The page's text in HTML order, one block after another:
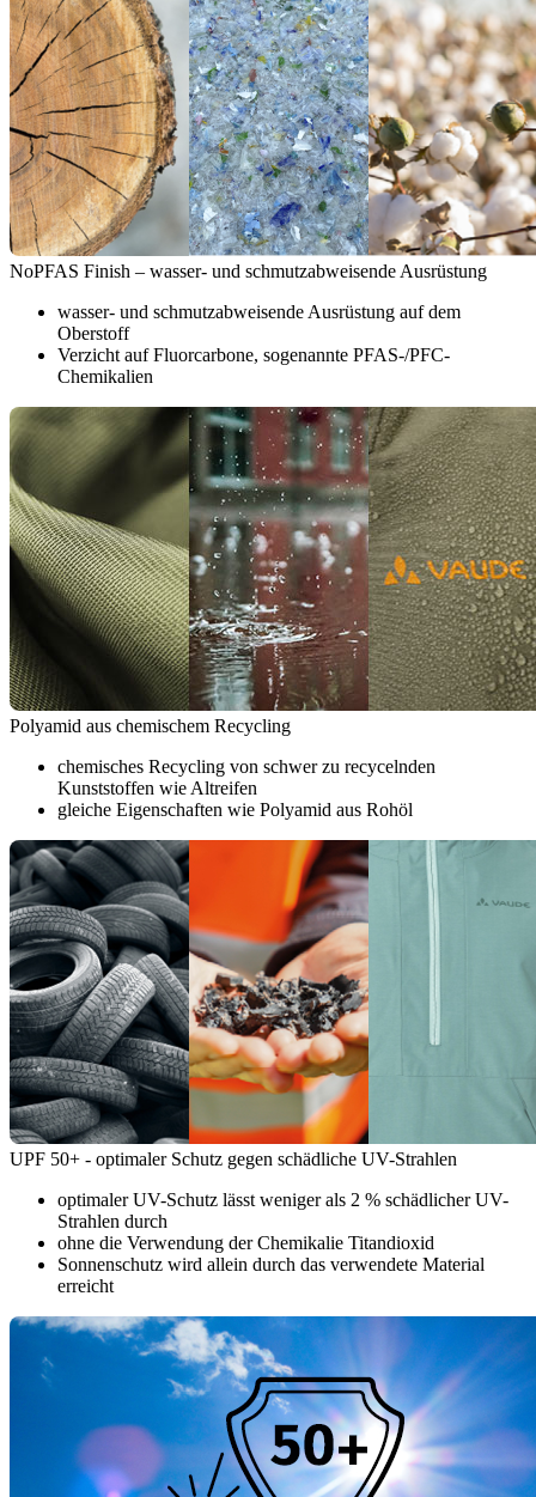
NoPFAS Finish – wasser- und schmutzabweisende Ausrüstung
wasser- und schmutzabweisende Ausrüstung auf dem
Oberstoff
Verzicht auf Fluorcarbone, sogenannte PFAS-/PFC-
Chemikalien
Polyamid aus chemischem Recycling
chemisches Recycling von schwer zu recycelnden
Kunststoffen wie Altreifen
gleiche Eigenschaften wie Polyamid aus Rohöl
UPF 50+ - optimaler Schutz gegen schädliche UV-Strahlen
optimaler UV-Schutz lässt weniger als 2 % schädlicher UV-
Strahlen durch
ohne die Verwendung der Chemikalie Titandioxid
Sonnenschutz wird allein durch das verwendete Material
erreicht